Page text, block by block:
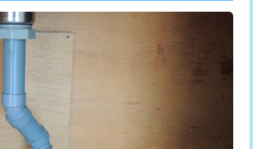
ング鋼管・銅
/3ｍ超え)
・埋め戻し作
11,000円~
/3ｍまで） 55,000円
超え
33,000円
8,800円
理・清掃・修
11,000円